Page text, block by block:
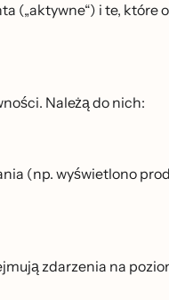
(„aktywne“) i te, które
Należą do nich:
(np. wyświetlono
zdarzenia na